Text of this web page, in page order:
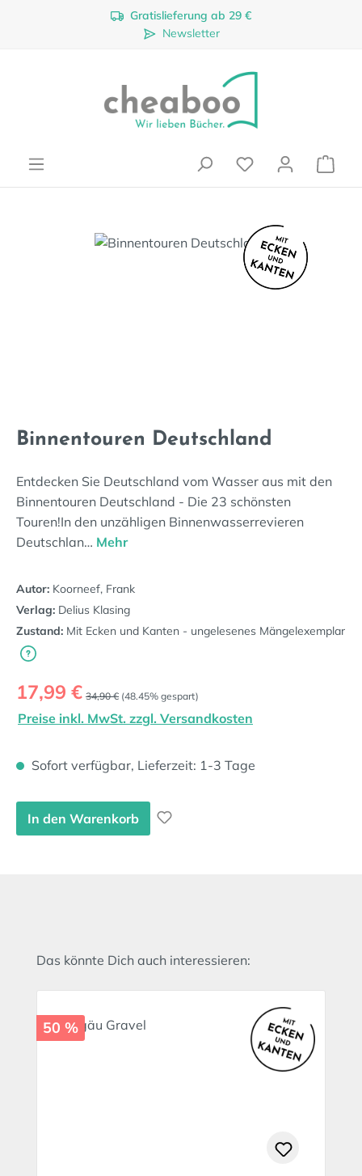
Zum Hauptinhalt springenGratislieferung ab 29 €
Newsletter
Bildergalerie überspringen
Binnentouren Deutschland
Entdecken Sie Deutschland vom Wasser aus mit den
Binnentouren Deutschland - Die 23 schönsten
Touren!In den unzähligen Binnenwasserrevieren
Deutschlan… Mehr
Autor: Koorneef, Frank
Verlag: Delius Klasing
Zustand: Mit Ecken und Kanten - ungelesenes Mängelexemplar
Verkaufspreis:
17,99 € Regulärer Preis:
34,90 € (48.45% gespart)
Preise inkl. MwSt. zzgl. Versandkosten
Sofort verfügbar, Lieferzeit: 1-3 Tage
In den Warenkorb
Produktgalerie überspringen
Das könnte Dich auch interessieren:
50 %